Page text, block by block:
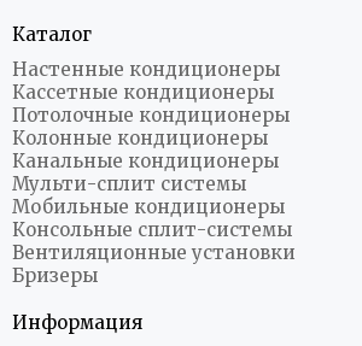
Каталог
Настенные кондиционеры
Кассетные кондиционеры
Потолочные кондиционеры
Колонные кондиционеры
Канальные кондиционеры
Мульти-сплит системы
Мобильные кондиционеры
Консольные сплит-системы
Вентиляционные установки
Бризеры
Информация